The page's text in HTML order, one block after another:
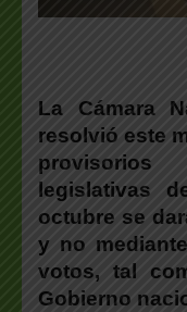
La Cámara
resolvió este
legislativas
octubre se
y no
votos, tal
Gobierno